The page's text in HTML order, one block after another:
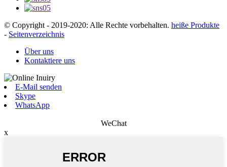
© Copyright - 2019-2020: Alle Rechte vorbehalten. heiße Produkte
- Seitenverzeichnis
Über uns
Kontaktiere uns
E-Mail senden
Skype
WhatsApp
WeChat
x